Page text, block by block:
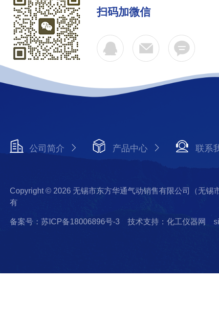
扫码加微信
公司简介 产品中心 联系
Copyright © 2026 无锡市东方华通气动销售有限公司（无锡
有
备案号：苏ICP备18006896号-3 技术支持：化工仪器网